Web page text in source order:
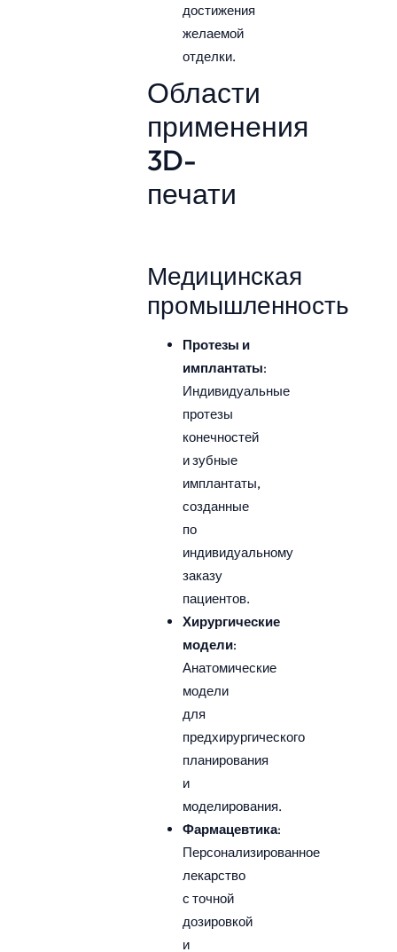
достижения
желаемой
отделки.
Области
применения
3D-
печати
Медицинская
промышленность
Протезы и
имплантаты:
Индивидуальные
протезы
конечностей
и зубные
имплантаты,
созданные
по
индивидуальному
заказу
пациентов.
Хирургические
модели:
Анатомические
модели
для
предхирургического
планирования
и
моделирования.
Фармацевтика:
Персонализированное
лекарство
с точной
дозировкой
и